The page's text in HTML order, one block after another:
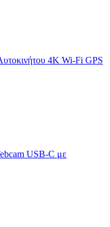
4K Wi-Fi GPS
USB-C με